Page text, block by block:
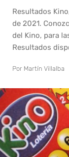
Resultados
de 2021.
del Kino, para
Resultados
Por Martín Villalba